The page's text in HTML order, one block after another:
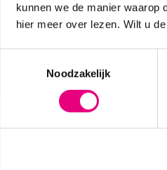
kunnen we de manier waarop
hier meer over lezen. Wilt u
Noodzakelijk